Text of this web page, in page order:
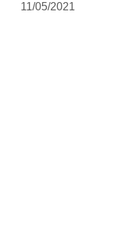
11/05/2021